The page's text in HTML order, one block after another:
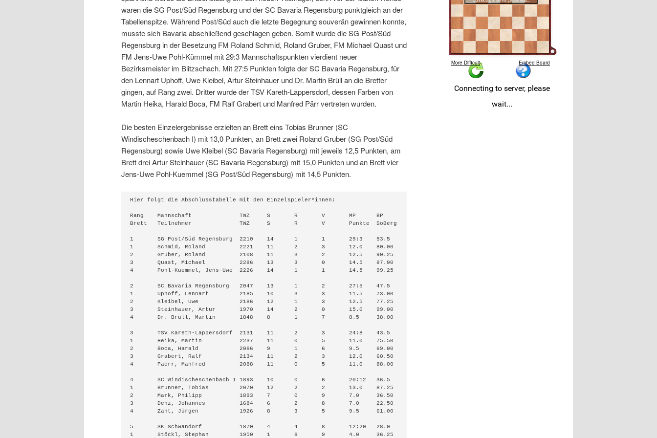
waren die SG Post/Süd Regensburg und der SC Bavaria Regensburg punktgleich an der
Tabellenspitze. Während Post/Süd auch die letzte Begegnung souverän gewinnen konnte,
musste sich Bavaria abschließend geschlagen geben. Somit wurde die SG Post/Süd
Regensburg in der Besetzung FM Roland Schmid, Roland Gruber, FM Michael Quast und
FM Jens-Uwe Pohl-Kümmel mit 29:3 Mannschaftspunkten vierdient neuer
Bezirksmeister im Blitzschach. Mit 27:5 Punkten folgte der SC Bavaria Regensburg, für
den Lennart Uphoff, Uwe Kleibel, Artur Steinhauer und Dr. Martin Brüll an die Bretter
gingen, auf Rang zwei. Dritter wurde der TSV Kareth-Lappersdorf, dessen Farben von
Martin Heika, Harald Boca, FM Ralf Grabert und Manfred Pärr vertreten wurden.
Die besten Einzelergebnisse erzielten an Brett eins Tobias Brunner (SC
Windischeschenbach I) mit 13,0 Punkten, an Brett zwei Roland Gruber (SG Post/Süd
Regensburg) sowie Uwe Kleibel (SC Bavaria Regensburg) mit jeweils 12,5 Punkten, am
Brett drei Artur Steinhauer (SC Bavaria Regensburg) mit 15,0 Punkten und an Brett vier
Jens-Uwe Pohl-Kuemmel (SG Post/Süd Regensburg) mit 14,5 Punkten.
Hier folgt die Abschlusstabelle mit den Einzelspieler*innen:
Rang	Mannschaft		TWZ	S	R	V	MP	BP
Brett	Teilnehmer		TWZ	S	R	V	Punkte	SoBerg
1	SG Post/Süd Regensburg	2210	14	1	1	29:3	53.5
1	Schmid, Roland		2221	11	2	3	12.0	80.00
2	Gruber, Roland		2108	11	3	2	12.5	90.25
3	Quast, Michael		2286	13	3	0	14.5	87.00
4	Pohl-Kuemmel, Jens-Uwe	2226	14	1	1	14.5	99.25
2	SC Bavaria Regensburg	2047	13	1	2	27:5	47.5
1	Uphoff, Lennart	        2185	10	3	3	11.5	73.00
2	Kleibel, Uwe		2186	12	1	3	12.5	77.25
3	Steinhauer, Artur	1970	14	2	0	15.0	99.00
4	Dr. Brüll, Martin	1848	8	1	7	8.5	38.00
3	TSV Kareth-Lappersdorf  2131	11	2	3	24:8	43.5
1	Heika, Martin		2237	11	0	5	11.0	75.50
2	Boca, Harald		2066	9	1	6	9.5	69.00
3	Grabert, Ralf		2134	11	2	3	12.0	60.50
4	Paerr, Manfred		2088	11	0	5	11.0	88.00
4	SC Windischeschenbach I	1893	10	0	6	20:12	36.5
1	Brunner, Tobias		2070	12	2	2	13.0	87.25
2	Mark, Philipp		1893	7	0	9	7.0	36.50
3	Denz, Johannes		1684	6	2	8	7.0	22.50
4	Zant, Jürgen		1926	8	3	5	9.5	61.00
5	SK Schwandorf		1870	4	4	8	12:20	28.0
1	Stöckl, Stephan		1950	1	6	9	4.0	36.25